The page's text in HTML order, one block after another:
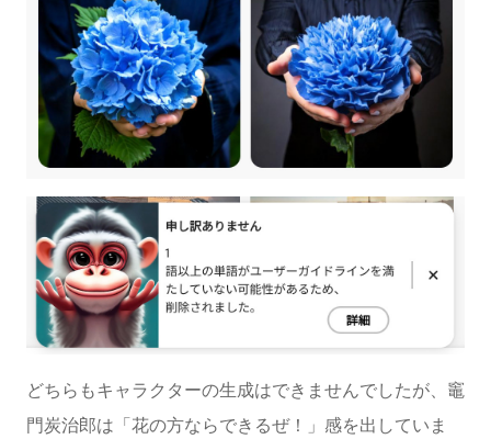
どちらもキャラクターの生成はできませんでしたが、竈
門炭治郎は「花の方ならできるぜ！」感を出していま